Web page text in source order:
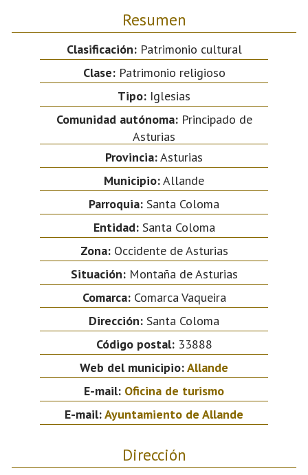
Resumen
Clasificación:Patrimonio cultural
Clase:Patrimonio religioso
Tipo: Iglesias
Comunidad autónoma:Principado de
Asturias
Provincia:Asturias
Municipio:Allande
Parroquia: Santa Coloma
Entidad:Santa Coloma
Zona:Occidente de Asturias
Situación:Montaña de Asturias
Comarca:Comarca Vaqueira
Dirección: Santa Coloma
Código postal:33888
Web del municipio:Allande
E-mail: Oficina de turismo
E-mail:Ayuntamiento de Allande
Dirección